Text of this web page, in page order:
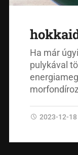
Ha már
pulykával
2023-12-18